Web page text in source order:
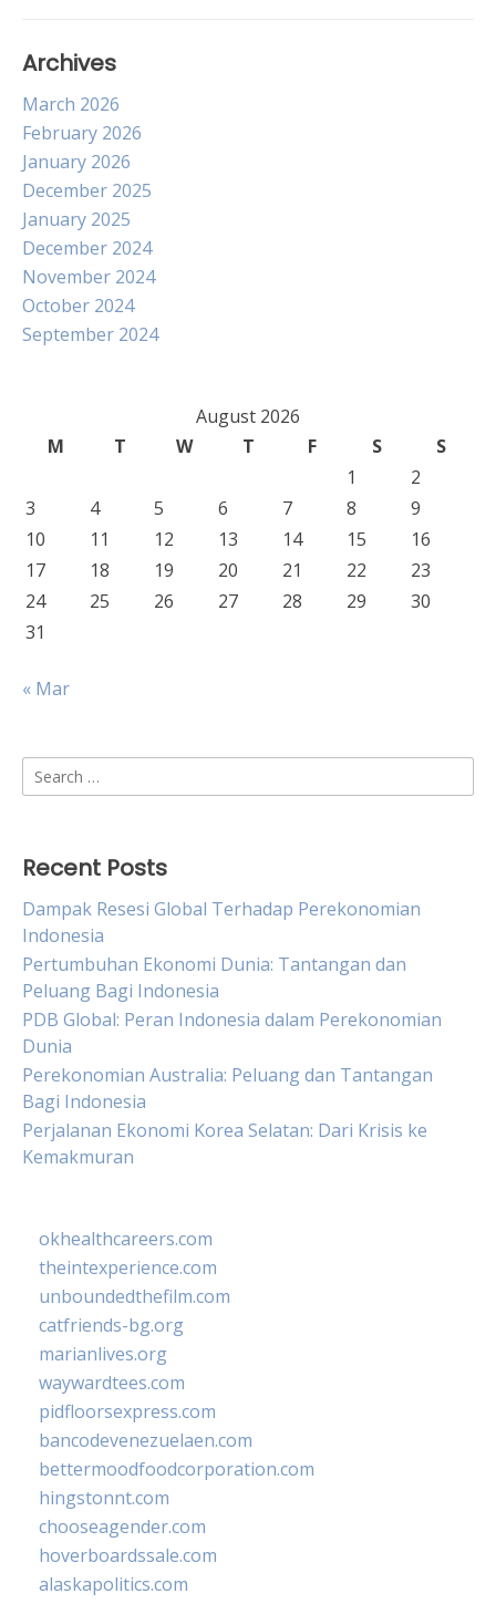
Archives
March 2026
February 2026
January 2026
December 2025
January 2025
December 2024
November 2024
October 2024
September 2024
August 2026
M
T W T F S
S
1
2
3
4 5 6 7 8
9
10
11 12 13 14 15
16
17
18 19 20 21 22
23
24
25 26 27 28 29
30
31
« Mar
Search
for:
Recent Posts
Dampak Resesi Global Terhadap Perekonomian
Indonesia
Pertumbuhan Ekonomi Dunia: Tantangan dan
Peluang Bagi Indonesia
PDB Global: Peran Indonesia dalam Perekonomian
Dunia
Perekonomian Australia: Peluang dan Tantangan
Bagi Indonesia
Perjalanan Ekonomi Korea Selatan: Dari Krisis ke
Kemakmuran
okhealthcareers.com
theintexperience.com
unboundedthefilm.com
catfriends-bg.org
marianlives.org
waywardtees.com
pidfloorsexpress.com
bancodevenezuelaen.com
bettermoodfoodcorporation.com
hingstonnt.com
chooseagender.com
hoverboardssale.com
alaskapolitics.com